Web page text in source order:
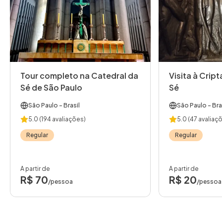
Tour completo na Catedral da
Sé de São Paulo
São Paulo - Brasil
5.0 (194 avaliações)
Regular
A partir de
R$ 70/pessoa
Visita à
Sé
São Paulo -
5.0 (47
Regular
A partir de
R$ 20/pessoa